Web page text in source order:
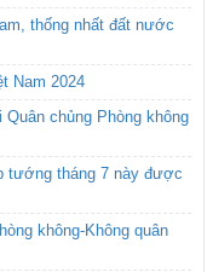
thống nhất đất nước
Nam 2024
chủng Phòng không
tướng tháng 7 này được
không-Không quân